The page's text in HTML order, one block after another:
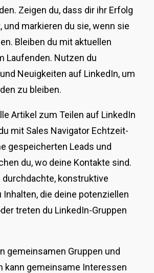
Zeigen du, dass dir ihr Erfolg
und markieren du sie, wenn sie
Bleiben du mit aktuellen
Laufenden. Nutzen du
Neuigkeiten auf LinkedIn, um
zu bleiben.
Artikel zum Teilen auf LinkedIn
mit Sales Navigator Echtzeit-
gespeicherten Leads und
du, wo deine Kontakte sind.
konstruktive
die deine potenziellen
treten du LinkedIn-Gruppen
gemeinsamen Gruppen und
kann gemeinsame Interessen